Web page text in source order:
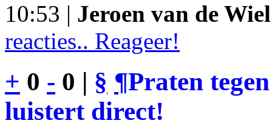
10:53 | Jeroen van de Wiel
reacties.. Reageer!
+ 0 - 0 | § ¶Praten
luistert direct!